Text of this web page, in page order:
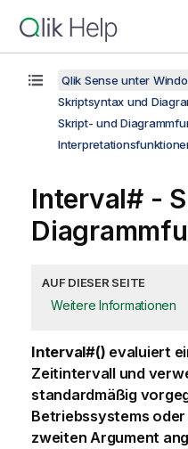
Qlik Sense unter
Skriptsyntax und
Skript- und
Interval# -
AUF DIESER SEITE
Weitere Informationen
Interval#() evaluiert
Zeitintervall und
standardmäßig
Betriebssystems oder
zweiten Argument